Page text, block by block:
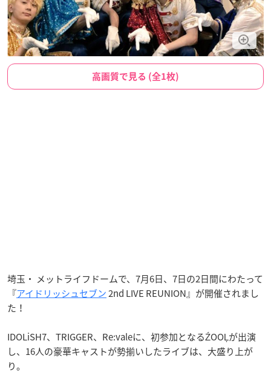
高画質で見る (全1枚)
埼玉・ メットライフドームで、7月6日、7日の2日間にわたって
『アイドリッシュセブン2nd LIVE REUNION』が開催されまし
た！
IDOLiSH7、TRIGGER、Re:valeに、初参加となるŹOOĻが出演
し、16人の豪華キャストが勢揃いしたライブは、大盛り上が
り。